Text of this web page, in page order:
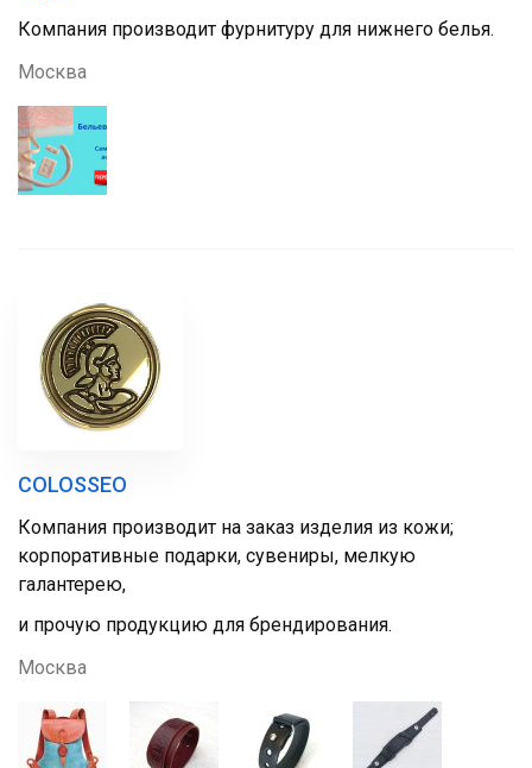
Компания производит фурнитуру для нижнего белья.
Москва
COLOSSEO
Компания производит на заказ изделия из кожи;
корпоративные подарки, сувениры, мелкую
галантерею,
и прочую продукцию для брендирования.
Москва